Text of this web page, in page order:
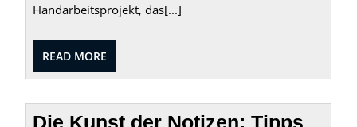
Handarbeitsprojekt, das[...]
READ MORE
MORE
Die Kunst der Notizen: Tipps